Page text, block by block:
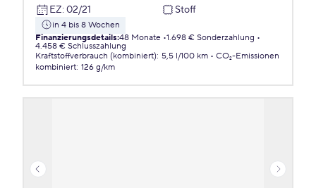
EZ: 02/21 Stoff
in 4 bis 8 Wochen
Finanzierungsdetails:48 Monate 1.698 € Sonderzahlung
4.458 € Schlusszahlung
Kraftstoffverbrauch (kombiniert): 5,5 l/100 km
CO₂-Emissionen
kombiniert: 126 g/km